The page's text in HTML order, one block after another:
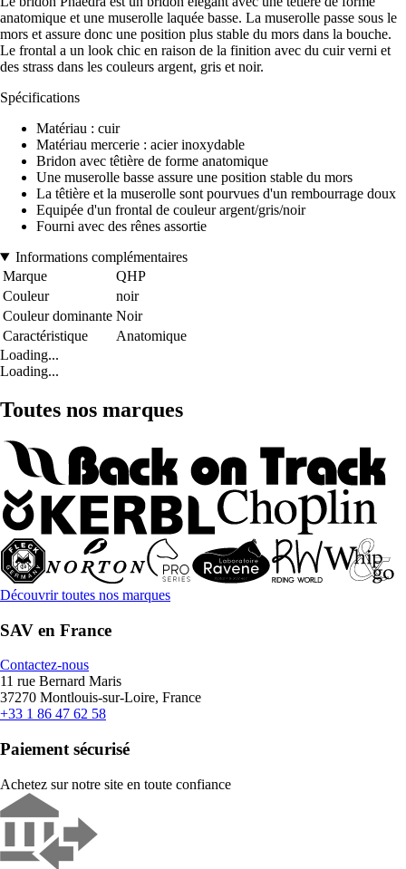
anatomique et une muserolle laquée basse. La muserolle passe sous le
mors et assure donc une position plus stable du mors dans la bouche.
Le frontal a un look chic en raison de la finition avec du cuir verni et
des strass dans les couleurs argent, gris et noir.
Spécifications
Matériau : cuir
Matériau mercerie : acier inoxydable
Bridon avec têtière de forme anatomique
Une muserolle basse assure une position stable du mors
La têtière et la muserolle sont pourvues d'un rembourrage doux
Equipée d'un frontal de couleur argent/gris/noir
Fourni avec des rênes assortie
Informations complémentaires
Marque
QHP
Couleur
noir
Couleur dominante Noir
Caractéristique
Anatomique
Loading...
Loading...
Toutes nos marques
Découvrir toutes nos marques
SAV en France
Contactez-nous
11 rue Bernard Maris
37270 Montlouis-sur-Loire, France
+33 1 86 47 62 58
Paiement sécurisé
Achetez sur notre site en toute confiance